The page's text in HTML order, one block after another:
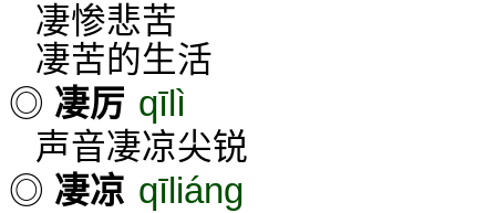
凄惨悲苦
凄苦的生活
◎ 凄厉 qīlì
声音凄凉尖锐
◎ 凄凉 qīliáng